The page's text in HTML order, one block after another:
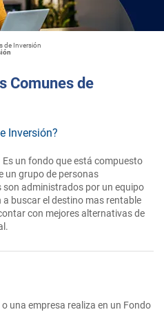
de Inversión
Comunes de
Inversión?
un fondo que está compuesto
un grupo de personas
administrados por un equipo
buscar el destino mas rentable
con mejores alternativas de
una empresa realiza en un Fondo